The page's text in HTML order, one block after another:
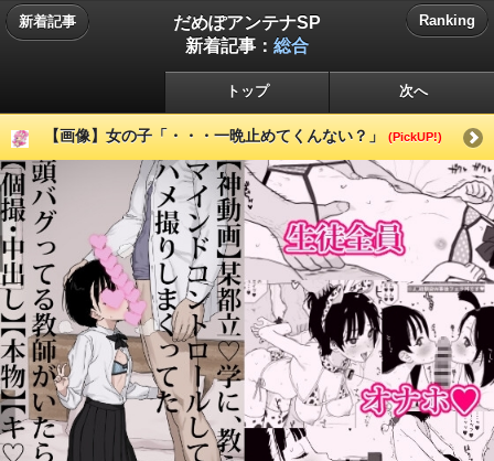
新着記事
だめぽアンテナSP
新着記事： 総合
Ranking
トップ 次へ
【画像】女の子「・・・一晩止めてくんない？」 (PickUP!)